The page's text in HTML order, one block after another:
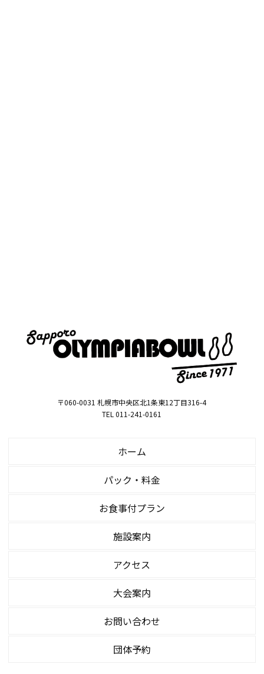
〒060-0031 札幌市中央区北1条東12丁目316-4
TEL 011-241-0161
ホーム
パック・料金
お食事付プラン
施設案内
アクセス
大会案内
お問い合わせ
団体予約